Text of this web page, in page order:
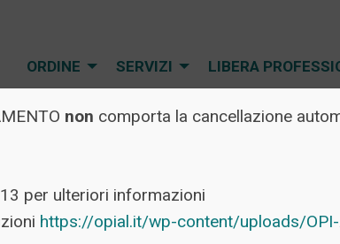
ORDINE SERVIZI LIBERA
non comporta la cancellazione
per ulteriori informazioni
https://opial.it/wp-content/uploads/